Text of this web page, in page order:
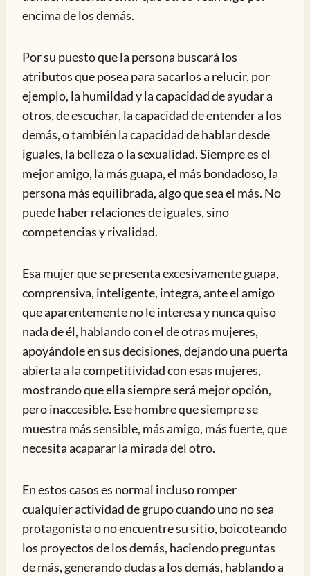
encima de los demás.
Por su puesto que la persona buscará los
atributos que posea para sacarlos a relucir, por
ejemplo, la humildad y la capacidad de ayudar a
otros, de escuchar, la capacidad de entender a los
demás, o también la capacidad de hablar desde
iguales, la belleza o la sexualidad. Siempre es el
mejor amigo, la más guapa, el más bondadoso, la
persona más equilibrada, algo que sea el más. No
puede haber relaciones de iguales, sino
competencias y rivalidad.
Esa mujer que se presenta excesivamente guapa,
comprensiva, inteligente, integra, ante el amigo
que aparentemente no le interesa y nunca quiso
nada de él, hablando con el de otras mujeres,
apoyándole en sus decisiones, dejando una puerta
abierta a la competitividad con esas mujeres,
mostrando que ella siempre será mejor opción,
pero inaccesible. Ese hombre que siempre se
muestra más sensible, más amigo, más fuerte, que
necesita acaparar la mirada del otro.
En estos casos es normal incluso romper
cualquier actividad de grupo cuando uno no sea
protagonista o no encuentre su sitio, boicoteando
los proyectos de los demás, haciendo preguntas
de más, generando dudas a los demás, hablando a